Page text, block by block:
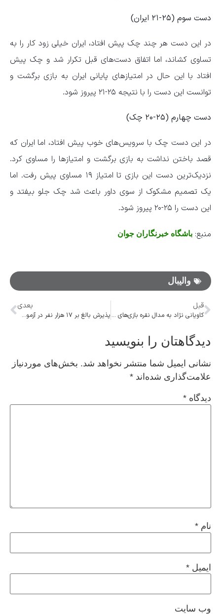
دست سوم (۲۵-۲۱ ایران)
در این دست هر چند چک پیش افتاد، ایران خیلی زود کار را به
تساوی کشاند، اما اتفاق دست‌های قبل تکرار شد و چک پیش
افتاد با این حال در امتیاز‌های پایانی ایران به بازی برگشت و
توانست این دست را با نتیجه ۲۵-۲۱ پیروز شود.
دست چهارم (۲۵-۲۰ چک)
در این دست چک با سرویس‌های خوب پیش افتاد، اما ایران که
قصد باختن نداشت به بازی برگشت و امتیاز‌ها را مساوی کرد.
نزدیک‌ترین دست این بازی تا امتیاز ۱۹ مساوی پیش رفت. اما
یک تصمیم مشکوک از سوی داور باعث شد چک جلو بیفتد و
این دست را ۲۵-۲۰ پیروز شود.
منبع: باشگاه خبرنگاران جوان
والیبال
قبل
کاویانی‌ نژاد به مدال نقره بازی‌های آسیایی رسید
بعدی
پذیرش بالغ بر ۱۷ هزار نفر در آزمون آموزگاری/ کسری معلم دو ساله ایجاد نشده که دو ساله از بین رود
دیدگاهتان را بنویسید
نشانی ایمیل شما منتشر نخواهد شد. بخش‌های موردنیاز
علامت‌گذاری شده‌اند *
دیدگاه *
نام *
ایمیل *
وب‌ سایت